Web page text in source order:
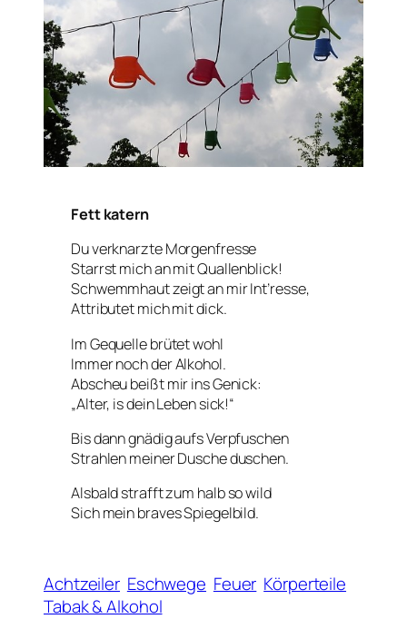
Fett katern
Du verknarzte Morgenfresse
Starrst mich an mit Quallenblick!
Schwemmhaut zeigt an mir Int’resse,
Attributet mich mitdick.
Im Gequelle brütet wohl
Immer noch der Alkohol.
Abscheu beißt mir ins Genick:
„Alter, is dein Leben sick!“
Bis dann gnädig aufs Verpfuschen
Strahlen meiner Dusche duschen.
Alsbald strafft zum halb so wild
Sich mein braves Spiegelbild.
Achtzeiler Eschwege Feuer Körperteile
Tabak & Alkohol